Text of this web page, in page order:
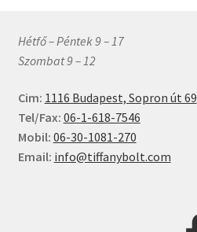
Hétfő – Péntek 9 – 17
Szombat 9 – 12
Cim: 1116 Budapest, Sopron út 69
Tel/Fax: 06-1-618-7546
Mobil: 06-30-1081-270
Email: info@tiffanybolt.com